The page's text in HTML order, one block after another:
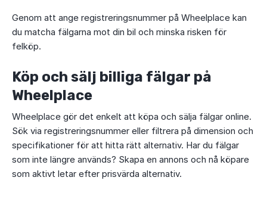
Genom att ange registreringsnummer på Wheelplace kan
du matcha fälgarna mot din bil och minska risken för
felköp.
Köp och sälj billiga fälgar på
Wheelplace
Wheelplace gör det enkelt att köpa och sälja fälgar online.
Sök via registreringsnummer eller filtrera på dimension och
specifikationer för att hitta rätt alternativ. Har du fälgar
som inte längre används? Skapa en annons och nå köpare
som aktivt letar efter prisvärda alternativ.